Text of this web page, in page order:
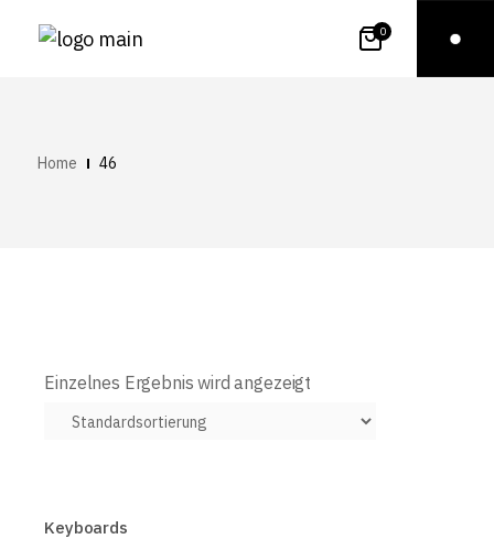
0
Home 46
Einzelnes Ergebnis wird angezeigt
Keyboards